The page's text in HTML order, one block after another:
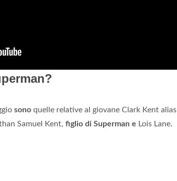
sono quelle relative al giovane Clark Kent alias
Samuel Kent, figlio di Superman e Lois Lane.